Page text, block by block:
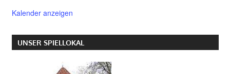
Kalender anzeigen
UNSER SPIELLOKAL